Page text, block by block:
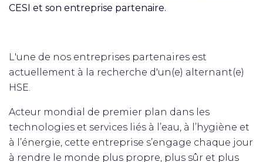
CESI et son entreprise partenaire.
L'une de nos entreprises partenaires est
actuellement à la recherche d'un(e) alternant(e)
HSE.
Acteur mondial de premier plan dans les
technologies et services liés à l’eau, à l’hygiène et
à l’énergie, cette entreprise s’engage chaque jour
à rendre le monde plus propre, plus sûr et plus